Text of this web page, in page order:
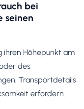
bei
seinen
ihren Höhepunkt am
des
Transportdetails
erfordern.